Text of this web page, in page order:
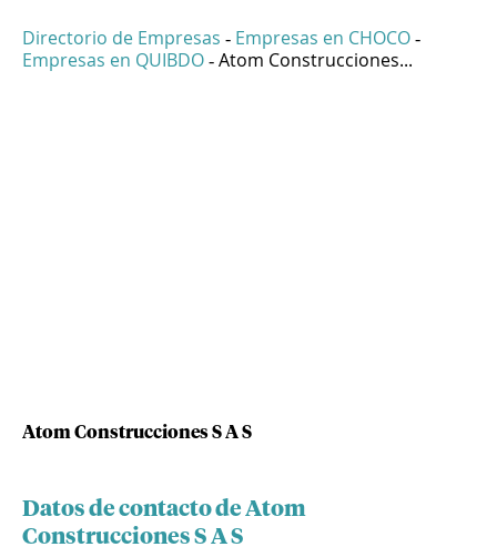
Directorio de Empresas - Empresas en CHOCO -
Empresas en QUIBDO - Atom Construcciones...
Atom Construcciones S A S
Datos de contacto de Atom
Construcciones S A S